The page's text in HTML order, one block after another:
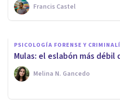
Francis Castel
Oscar Castillero Mimenza
PSICOLOGÍA FORENSE Y
Mulas: el eslabón más
Melina N. Gancedo